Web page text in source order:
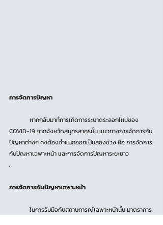
การจัดการปัญหา
COVID-19 จากจังหวัดสมุทรสาครนั้น แนวทางการจัดการกับ
ปัญหาต่างๆ คงต้องจำแนกออกเป็นสองช่วง คือ การจัดการ
กับปัญหาเฉพาะหน้า และการจัดการปัญหาระยะยาว
.
การจัดการกับปัญหาเฉพาะหน้า